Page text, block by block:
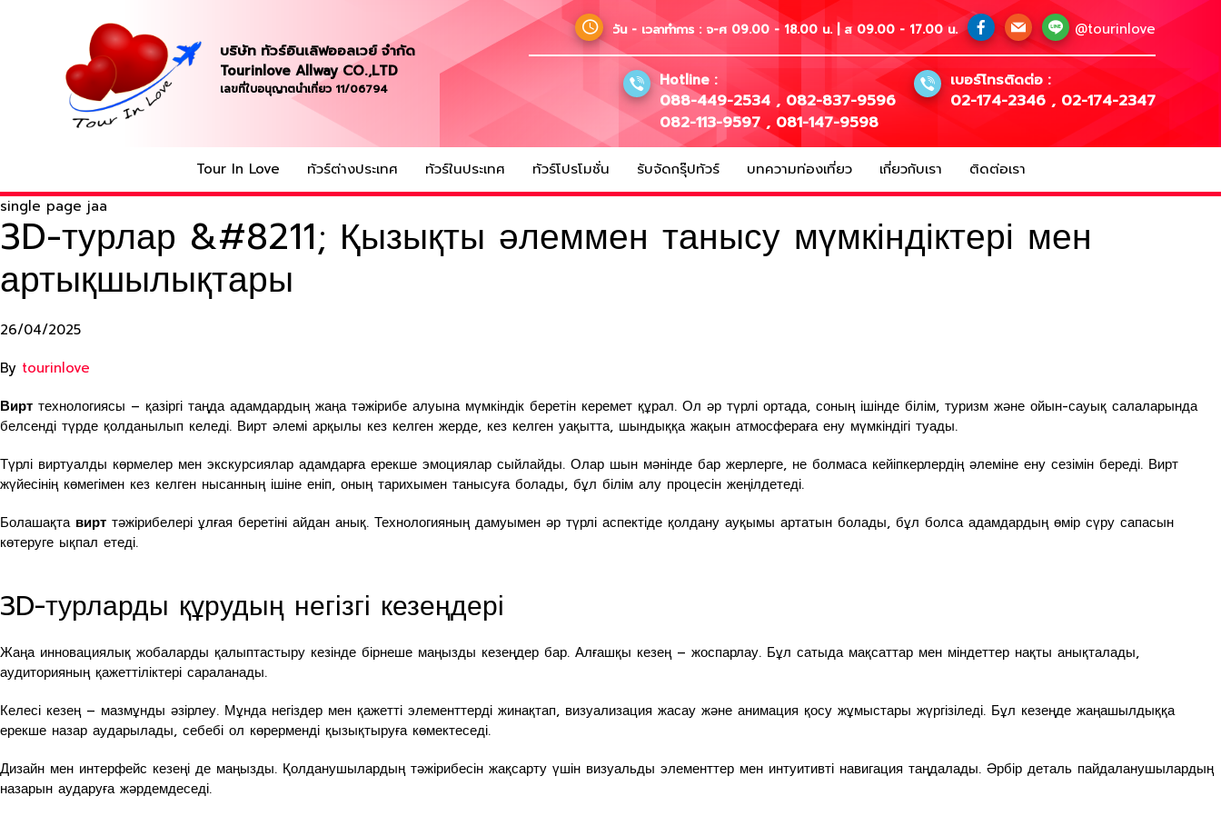
บริษัท ทัวร์อินเลิฟออลเวย์ จำกัด
Tourinlove Allway CO.,LTD
เลขที่ใบอนุญาตนำเที่ยว 11/06794
วัน - เวลาทำการ : จ-ศ 09.00 - 18.00 น. | ส 09.00 - 17.00 น. @tourinlove
Hotline :
088-449-2534 , 082-837-9596
082-113-9597, 081-147-9598
เบอร์โทรติดต่อ :
02-174-2346 , 02-174-2347
Tour In Love ทัวร์ต่างประเทศ ทัวร์ในประเทศ ทัวร์โปรโมชั่น รับจัดกรุ๊ปทัวร์ บทความท่องเที่ยว เกี่ยวกับเรา
ติดต่อเรา
single page jaa
3D-турлар &#8211; Қызықты әлеммен танысу мүмкіндіктері мен
артықшылықтары
26/04/2025
By tourinlove
Вирт технологиясы – қазіргі таңда адамдардың жаңа тәжірибе алуына мүмкіндік беретін керемет құрал. Ол әр түрлі ортада, соның ішінде білім, туризм және ойын-сауық салаларында
белсенді түрде қолданылып келеді. Вирт әлемі арқылы кез келген жерде, кез келген уақытта, шындыққа жақын атмосфераға ену мүмкіндігі туады.
Түрлі виртуалды көрмелер мен экскурсиялар адамдарға ерекше эмоциялар сыйлайды. Олар шын мәнінде бар жерлерге, не болмаса кейіпкерлердің әлеміне ену сезімін береді. Вирт
жүйесінің көмегімен кез келген нысанның ішіне еніп, оның тарихымен танысуға болады, бұл білім алу процесін жеңілдетеді.
Болашақта вирт тәжірибелері ұлғая беретіні айдан анық. Технологияның дамуымен әр түрлі аспектіде қолдану ауқымы артатын болады, бұл болса адамдардың өмір сүру сапасын
көтеруге ықпал етеді.
3D-турларды құрудың негізгі кезеңдері
Жаңа инновациялық жобаларды қалыптастыру кезінде бірнеше маңызды кезеңдер бар. Алғашқы кезең – жоспарлау. Бұл сатыда мақсаттар мен міндеттер нақты анықталады,
аудиторияның қажеттіліктері сараланады.
Келесі кезең – мазмұнды әзірлеу. Мұнда негіздер мен қажетті элементтерді жинақтап, визуализация жасау және анимация қосу жұмыстары жүргізіледі. Бұл кезеңде жаңашылдыққа
ерекше назар аударылады, себебі ол көрерменді қызықтыруға көмектеседі.
Дизайн мен интерфейс кезеңі де маңызды. Қолданушылардың тәжірибесін жақсарту үшін визуальды элементтер мен интуитивті навигация таңдалады. Әрбір деталь пайдаланушылардың
назарын аударуға жәрдемдеседі.